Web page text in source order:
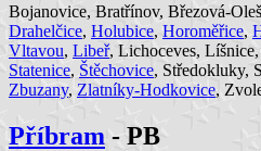
Bojanovice, Bratřínov, Březová-
Drahelčice, Holubice, Horoměřice,
Vltavou, Libeř, Lichoceves, Líšnice,
Statenice, Štěchovice, Středokluky,
Zbuzany, Zlatníky-Hodkovice,
Příbram - PB